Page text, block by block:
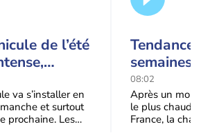
de l’été
la
va s’installer en
et surtout
prochaine. Les
Tendance
semaines
septembre
08:02
Après un
le plus chaud
France, la